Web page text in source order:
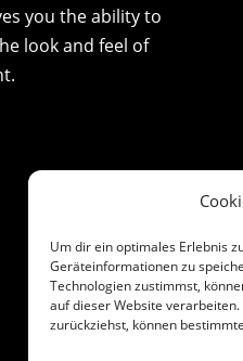
Um dir ein optimales Erlebnis
Geräteinformationen zu
Technologien zustimmst,
auf dieser Website
zurückziehst, können
you the ability to
look and feel of